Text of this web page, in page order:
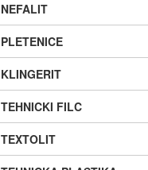
NEFALIT
PLETENICE
KLINGERIT
TEHNICKI FILC
TEXTOLIT